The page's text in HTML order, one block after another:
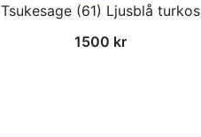
Tsukesage (61) Ljusblå turkos
1500 kr